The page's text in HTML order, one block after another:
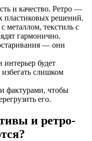
и качество. Ретро —
пластиковых решений.
металлом, текстиль с
гармонично.
— они
будет
слишком
фактурами, чтобы
его.
и ретро-